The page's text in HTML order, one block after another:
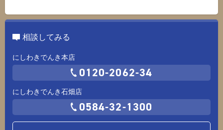
相談してみる
にしわきでんき本店
0120-2062-34
にしわきでんき石畑店
0584-32-1300